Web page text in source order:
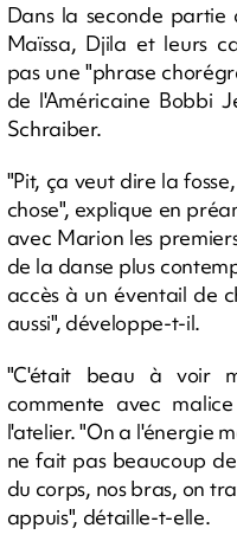
Dans la seconde partie
Maïssa, Djila et leurs
pas une "phrase
de l'Américaine Bobbi
Schraiber.
"Pit, ça veut dire la
chose", explique en
avec Marion les
de la danse plus
accès à un éventail de
aussi", développe-t-il.
"C'était beau à voir
commente avec
l'atelier. "On a l'énergie
ne fait pas beaucoup
du corps, nos bras, on
appuis", détaille-t-elle.